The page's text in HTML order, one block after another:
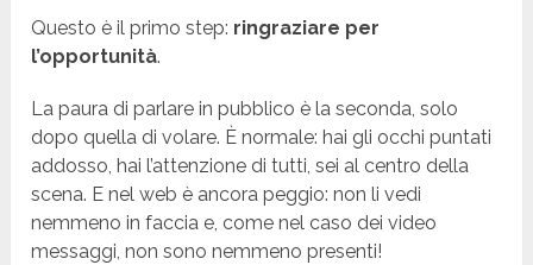
Questo è il primo step: ringraziare per
l’opportunità.
La paura di parlare in pubblico è la seconda, solo
dopo quella di volare. È normale: hai gli occhi puntati
addosso, hai l’attenzione di tutti, sei al centro della
scena. E nel web è ancora peggio: non li vedi
nemmeno in faccia e, come nel caso dei video
messaggi, non sono nemmeno presenti!